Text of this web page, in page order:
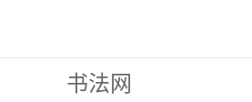
书法网